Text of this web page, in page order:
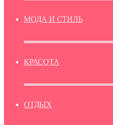
МОДА И СТИЛЬ
КРАСОТА
ОТДЫХ